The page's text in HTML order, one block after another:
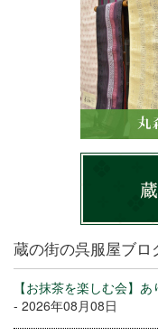
蔵の街の呉服屋ブロ
【お抹茶を楽しむ会】あ
- 2026年08月08日